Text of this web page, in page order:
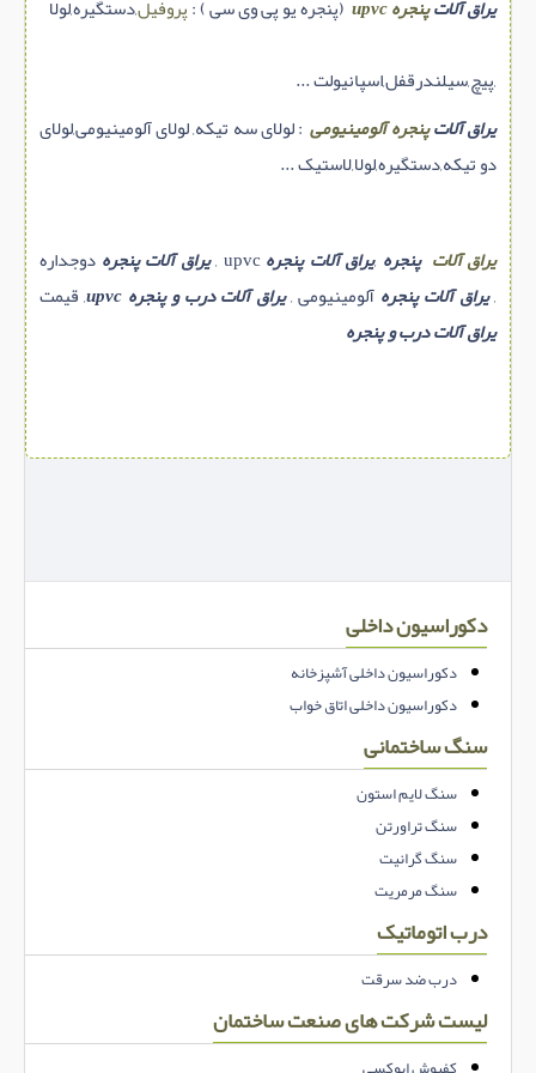
یراق آلاتپنجره upvc (پنجره یو پی وی سی ) :پروفيل,دستگيره,لولا
,پيچ,سيلندرقفل,اسپانيولت ...
یراق آلاتپنجره آلومینیومی : لولای سه تیکه, لولای آلومینیومی,لولای
دو تیکه,دستگيره,لولا,لاستیک ...
یراق آلات پنجره ,یراق آلات پنجره یراق آلات پنجره دوجداره
,یراق آلات پنجره آلومینیومی ,یراق آلات درب و پنجره upvc
, قیمت
یراق آلات درب و پنجره
دکوراسیون داخلی
دکوراسیون داخلی آشپزخانه
دکوراسیون داخلی اتاق خواب
سنگ ساختمانی
سنگ لایم استون
سنگ تراورتن
سنگ گرانیت
سنگ مرمریت
درب اتوماتیک
درب ضد سرقت
لیست شرکت های صنعت ساختمان